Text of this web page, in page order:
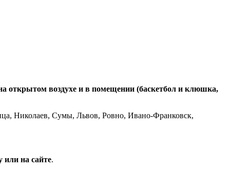
открытом воздухе и в помещении (баскетбол и клюшка,
Николаев, Сумы, Львов, Ровно, Ивано-Франковск,
или на сайте.